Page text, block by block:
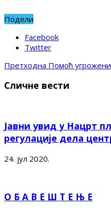
Подели
Facebook
Twitter
Претходна Помоћ
Сличне вести
Јавни увид у Нацрт
регулације дела
24. јул 2020.
О Б А В Е Ш Т Е Њ Е